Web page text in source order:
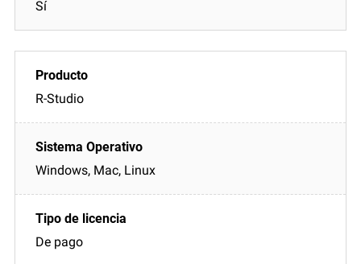
Sí
R-Studio
Windows, Mac, Linux
De pago